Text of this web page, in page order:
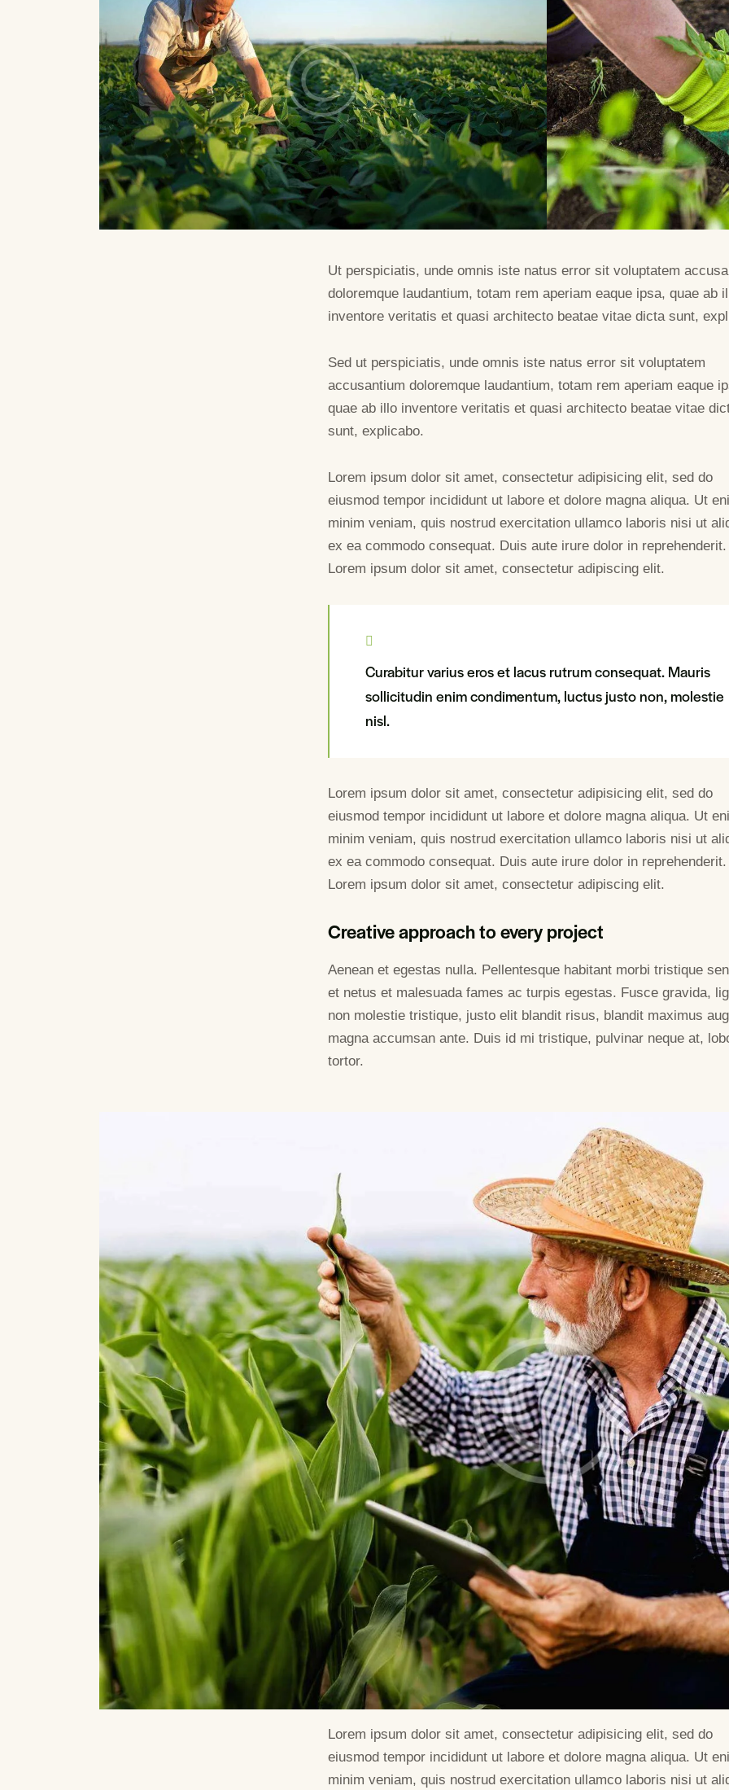
Ut perspiciatis, unde omnis iste natus error sit voluptatem
doloremque laudantium, totam rem aperiam eaque ipsa, quae ab
inventore veritatis et quasi architecto beatae vitae dicta sunt,
Sed ut perspiciatis, unde omnis iste natus error sit voluptatem
accusantium doloremque laudantium, totam rem aperiam eaque
quae ab illo inventore veritatis et quasi architecto beatae vitae
sunt, explicabo.
Lorem ipsum dolor sit amet, consectetur adipisicing elit, sed do
eiusmod tempor incididunt ut labore et dolore magna aliqua. Ut
minim veniam, quis nostrud exercitation ullamco laboris nisi ut
ex ea commodo consequat. Duis aute irure dolor in reprehenderit.
Lorem ipsum dolor sit amet, consectetur adipiscing elit.
Curabitur varius eros et lacus rutrum consequat. Mauris
sollicitudin enim condimentum, luctus justo non, molestie
nisl.
Lorem ipsum dolor sit amet, consectetur adipisicing elit, sed do
eiusmod tempor incididunt ut labore et dolore magna aliqua. Ut
minim veniam, quis nostrud exercitation ullamco laboris nisi ut
ex ea commodo consequat. Duis aute irure dolor in reprehenderit.
Lorem ipsum dolor sit amet, consectetur adipiscing elit.
Creative approach to every project
Aenean et egestas nulla. Pellentesque habitant morbi tristique
et netus et malesuada fames ac turpis egestas. Fusce gravida,
non molestie tristique, justo elit blandit risus, blandit maximus
magna accumsan ante. Duis id mi tristique, pulvinar neque at,
tortor.
Lorem ipsum dolor sit amet, consectetur adipisicing elit, sed do
eiusmod tempor incididunt ut labore et dolore magna aliqua. Ut
minim veniam, quis nostrud exercitation ullamco laboris nisi ut